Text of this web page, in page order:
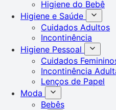
Higiene do Bebê
Higiene e Saúde
Cuidados Adultos
Incontinência
Higiene Pessoal
Cuidados
Incontinência
Lenços de Papel
Moda
Bebês